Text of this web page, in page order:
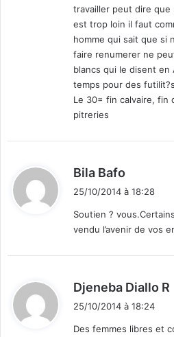
travailler peut dire que
est trop loin il faut
homme qui sait que si
faire renumerer ne
blancs qui le disent
temps pour des
Le 30= fin calvaire, fin
pitreries
Bila Bafo
i
:
25/10/2014 à 18:28
Soutien ?
vendu l’avenir de vos
Djeneba Diallo R
25/10/2014 à 18:24
Des femmes libres et